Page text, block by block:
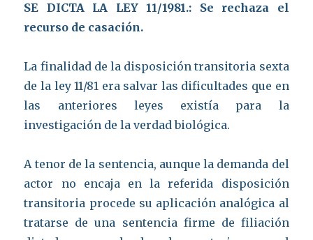
SE DICTA LA LEY 11/1981.: Se rechaza el
recurso de casación.
La finalidad de la disposición transitoria sexta
de la ley 11/81 era salvar las dificultades que en
las anteriores leyes existía para la
investigación de la verdad biológica.
A tenor de la sentencia, aunque la demanda del
actor no encaja en la referida disposición
transitoria procede su aplicación analógica al
tratarse de una sentencia firme de filiación